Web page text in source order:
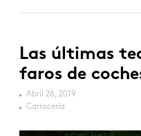
Las últimas
faros de
Abril 26, 2019
Carrocería